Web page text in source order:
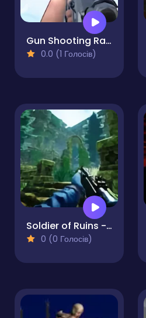
Gun Shooting Range
0.0 (1 Голосів)
Soldier of Ruins - Temple of Apocalypse
0 (0 Голосів)